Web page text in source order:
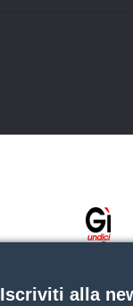
Iscriviti alla